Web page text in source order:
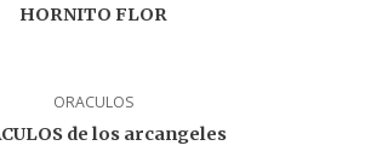
HORNITO FLOR
ORACULOS
de los arcangeles